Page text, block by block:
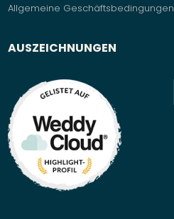
Allgemeine Geschäftsbedingungen
AUSZEICHNUNGEN